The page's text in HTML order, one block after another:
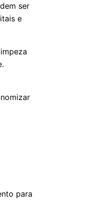
ser
e
para